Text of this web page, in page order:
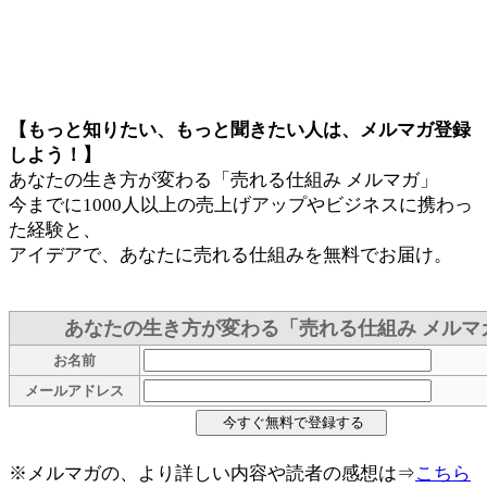
【もっと知りたい、もっと聞きたい人は、メルマガ登録
しよう！】
あなたの生き方が変わる「売れる仕組み メルマガ」
今までに1000人以上の売上げアップやビジネスに携わっ
た経験と、
アイデアで、あなたに売れる仕組みを無料でお届け。
あなたの生き方が変わる「売れる仕組み メルマ
お名前
メールアドレス
※メルマガの、より詳しい内容や読者の感想は⇒こちら